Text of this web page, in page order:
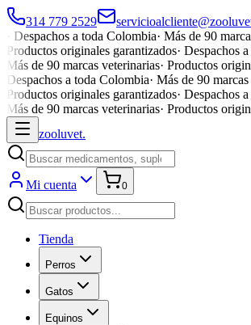
314 779 2529
Despachos a toda Colombia· Más de 90
Productos originales garantizados· Despachos
Más de 90 marcas veterinarias· Productos
Despachos a toda Colombia· Más de 90
Productos originales garantizados· Despachos
Más de 90 marcas veterinarias· Productos
zooluvet.
Mi cuenta 0
Tienda
Perros
Gatos
Equinos